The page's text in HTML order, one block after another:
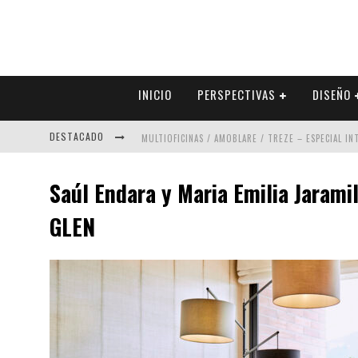
INICIO PERSPECTIVAS DISEÑO
DESTACADO MULTIOFICINAS / AMOBLARE / TREZE – ESPECIAL
COLINEAL – ESPECIAL INTERIORISMO & DECORACIÓN
Saúl Endara y Maria Emilia
GLEN